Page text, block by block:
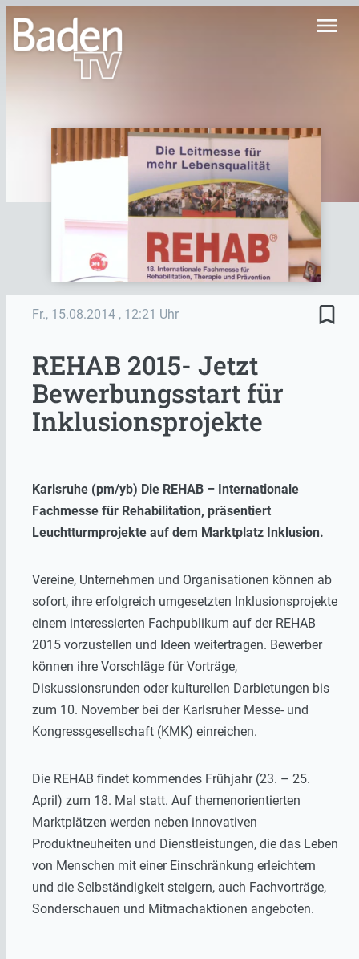
menu
Fr., 15.08.2014 , 12:21 Uhr bookmark_border
REHAB 2015- Jetzt
Bewerbungsstart für
Inklusionsprojekte
Karlsruhe (pm/yb) Die REHAB – Internationale
Fachmesse für Rehabilitation, präsentiert
Leuchtturmprojekte auf dem Marktplatz Inklusion.
Vereine, Unternehmen und Organisationen können ab
sofort, ihre erfolgreich umgesetzten Inklusionsprojekte
einem interessierten Fachpublikum auf der REHAB
2015 vorzustellen und Ideen weitertragen. Bewerber
können ihre Vorschläge für Vorträge,
Diskussionsrunden oder kulturellen Darbietungen bis
zum 10. November bei der Karlsruher Messe- und
Kongressgesellschaft (KMK) einreichen.
Die REHAB findet kommendes Frühjahr (23. – 25.
April) zum 18. Mal statt. Auf themenorientierten
Marktplätzen werden neben innovativen
Produktneuheiten und Dienstleistungen, die das Leben
von Menschen mit einer Einschränkung erleichtern
und die Selbständigkeit steigern, auch Fachvorträge,
Sonderschauen und Mitmachaktionen angeboten.